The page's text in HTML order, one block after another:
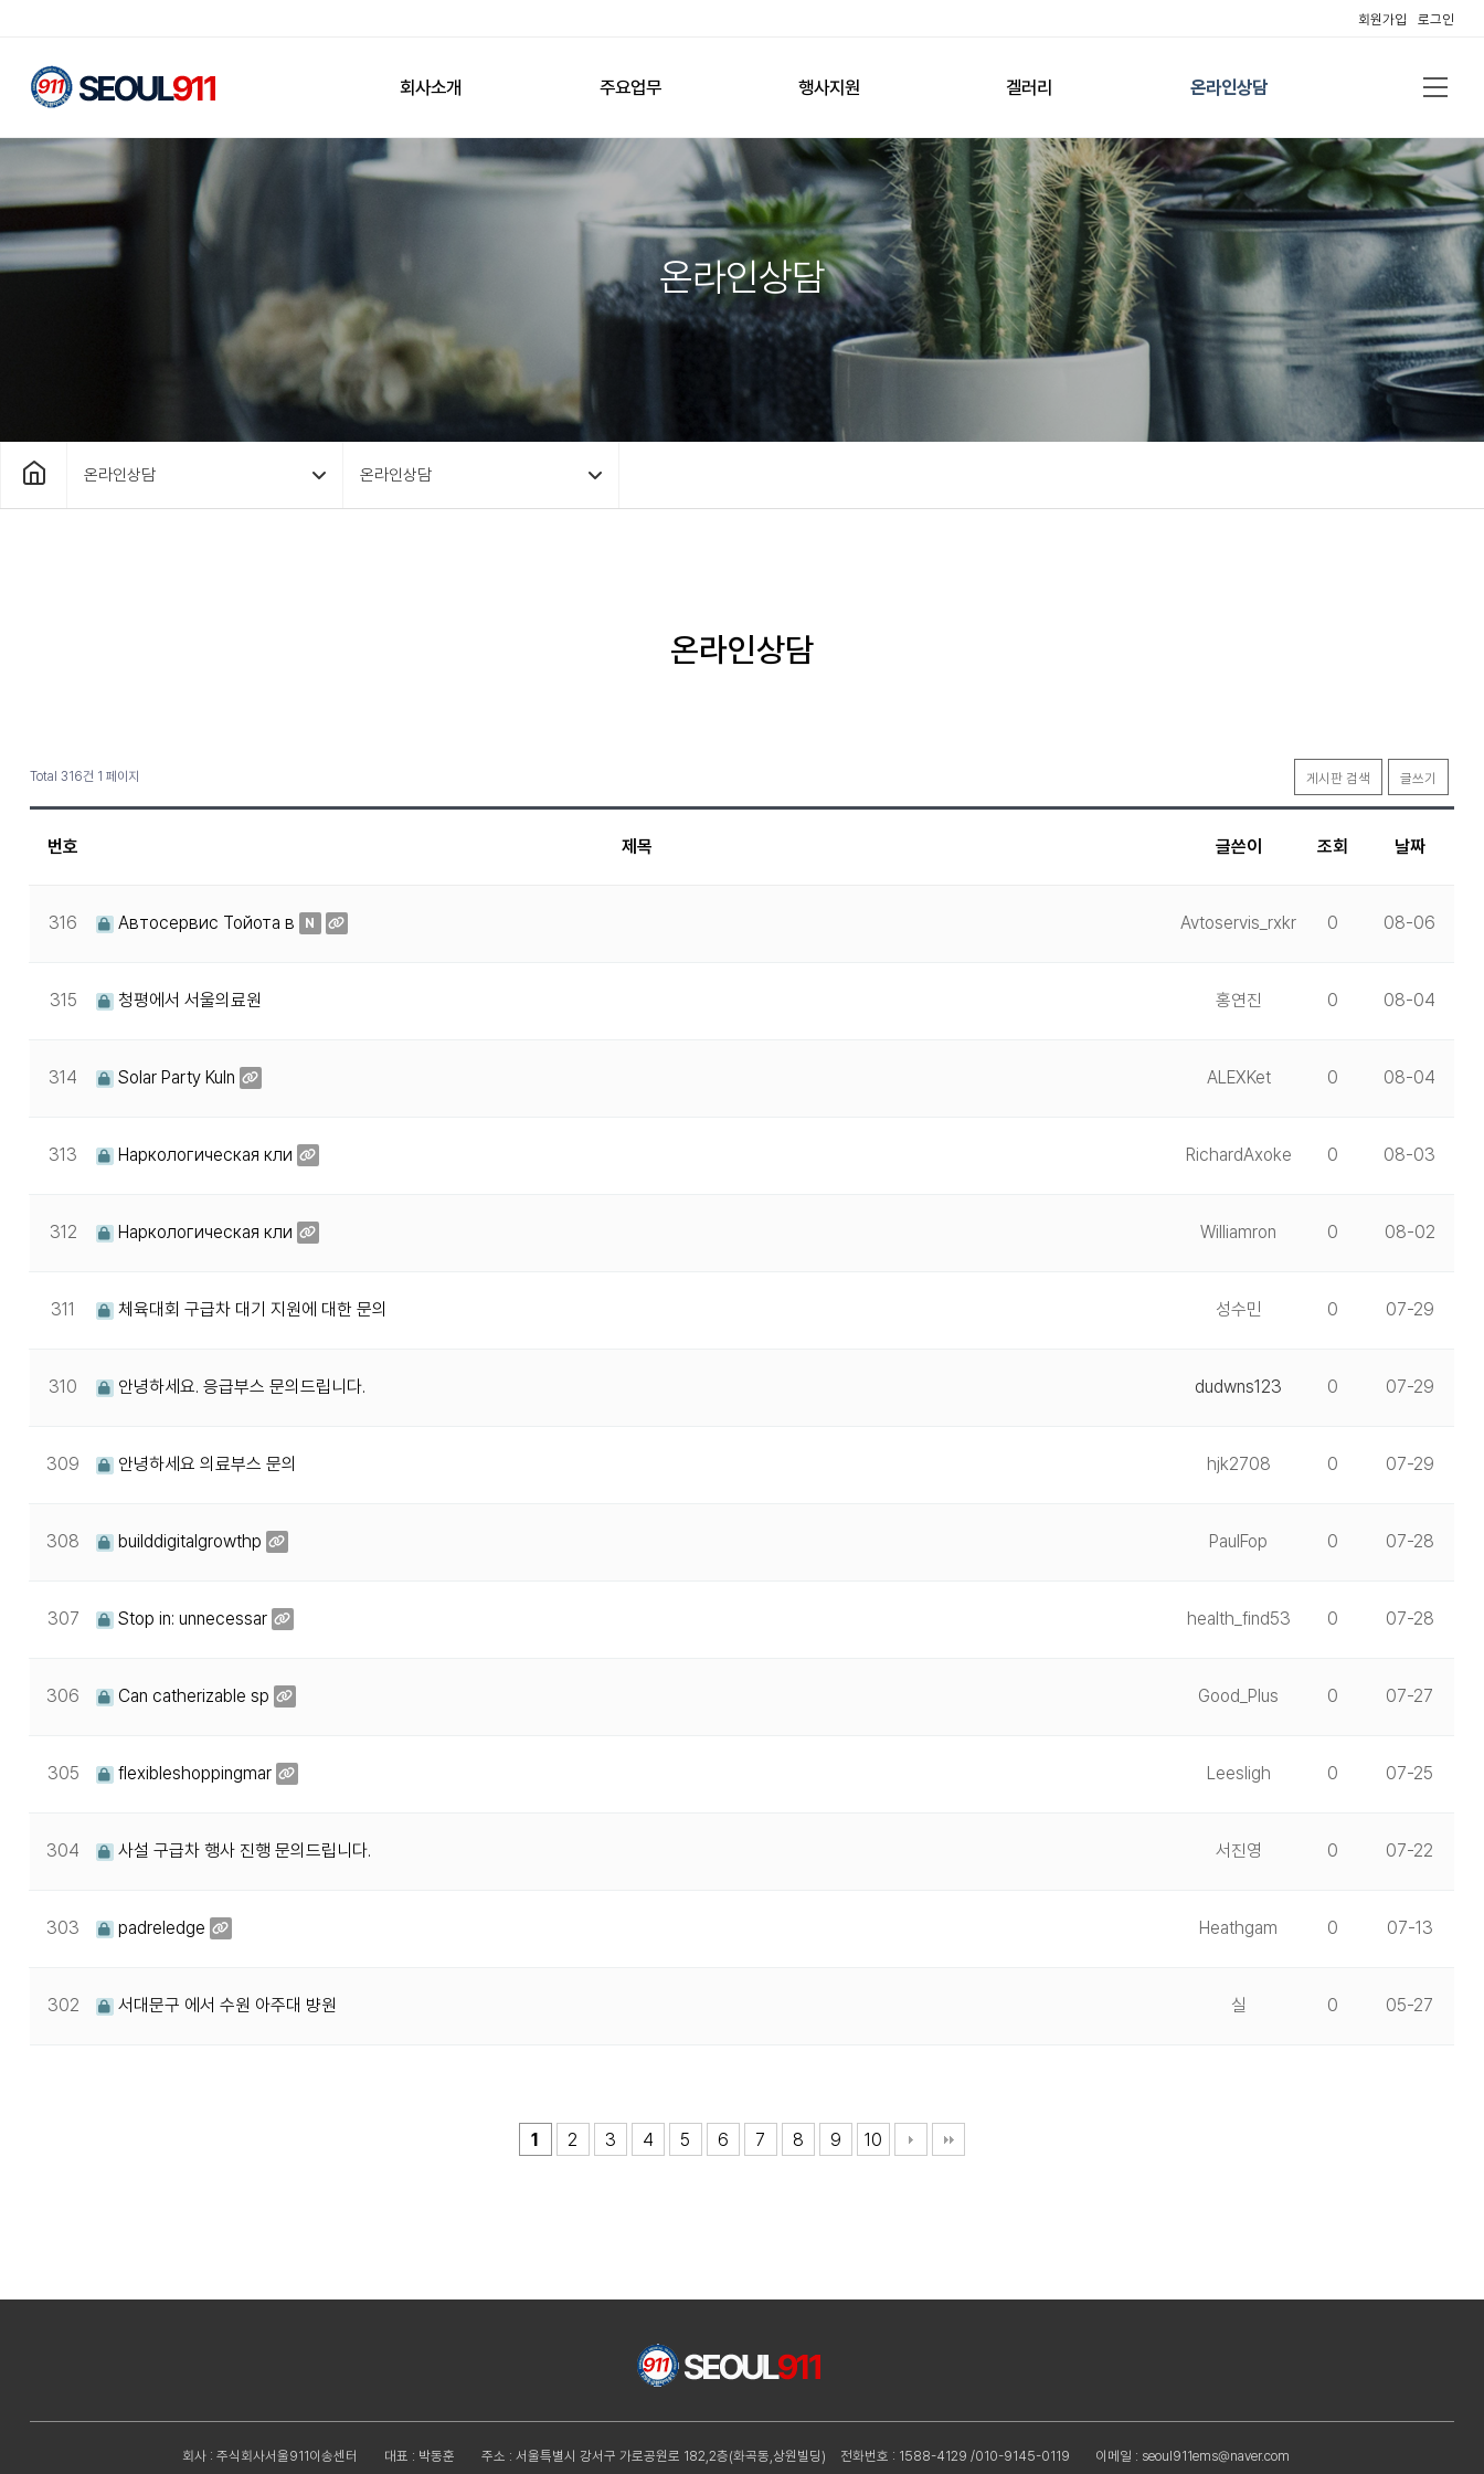
회원가입 로그인
회사소개 주요업무 행사지원 겔러리 온라인상담
온라인상담
온라인상담 온라인상담
온라인상담
Total 316건 1 페이지 게시판 검색 글쓰기
번호 제목 글쓴이 조회 날짜
316 Автосервис Тойота в N Avtoservis_rxkr 0 08-06
315 청평에서 서울의료원 홍연진 0 08-04
314 Solar Party Kuln ALEXKet 0 08-04
313 Наркологическая кли RichardAxoke 0 08-03
312 Наркологическая кли Williamron 0 08-02
311 체육대회 구급차 대기 지원에 대한 문의 성수민 0 07-29
310 안녕하세요. 응급부스 문의드립니다. dudwns123 0 07-29
309 안녕하세요 의료부스 문의 hjk2708 0 07-29
308 builddigitalgrowthp PaulFop 0 07-28
307 Stop in: unnecessar health_find53 0 07-28
306 Can catherizable sp Good_Plus 0 07-27
305 flexibleshoppingmar Leesligh 0 07-25
304 사설 구급차 행사 진행 문의드립니다. 서진영 0 07-22
303 padreledge Heathgam 0 07-13
302 서대문구 에서 수원 아주대 뱡원 실 0 05-27
1 2 3 4 5 6 7 8 9 10
회사 : 주식회사서울911이송센터 대표 : 박동훈 주소 : 서울특별시 강서구 가로공원로 182,2층(화곡동,상원빌딩) 전화번호 : 1588-4129 /010-9145-0119 이메일 : seoul911ems@naver.com